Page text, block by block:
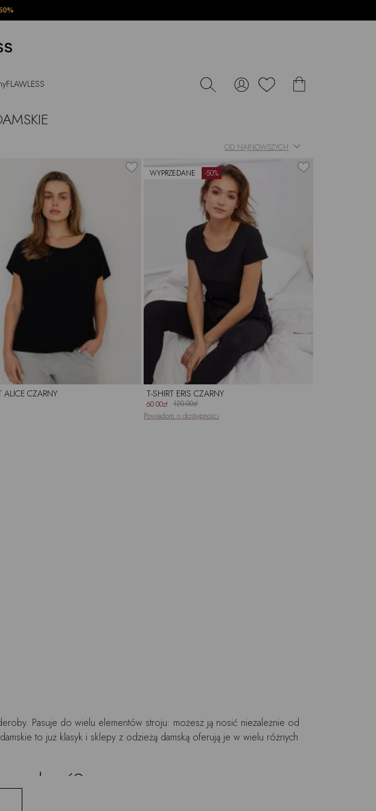
OD NAJNOWSZYCH
ALICE CZARNY T-SHIRT ERIS CZARNY
60.00zł 120.00zł
Powiadom o dostępności
WYPRZEDANE -50%
Pasuje do wielu elementów stroju: możesz ją nosić niezależnie od
to już klasyk i sklepy z odzieżą damską oferują je w wielu różnych
wybrać?
swojej szafie, bo potrafi się wpasować w każdy styl i niemal do każdej